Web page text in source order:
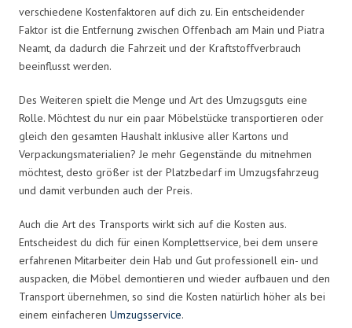
verschiedene Kostenfaktoren auf dich zu. Ein entscheidender
Faktor ist die Entfernung zwischen Offenbach am Main und Piatra
Neamt, da dadurch die Fahrzeit und der Kraftstoffverbrauch
beeinflusst werden.
Des Weiteren spielt die Menge und Art des Umzugsguts eine
Rolle. Möchtest du nur ein paar Möbelstücke transportieren oder
gleich den gesamten Haushalt inklusive aller Kartons und
Verpackungsmaterialien? Je mehr Gegenstände du mitnehmen
möchtest, desto größer ist der Platzbedarf im Umzugsfahrzeug
und damit verbunden auch der Preis.
Auch die Art des Transports wirkt sich auf die Kosten aus.
Entscheidest du dich für einen Komplettservice, bei dem unsere
erfahrenen Mitarbeiter dein Hab und Gut professionell ein- und
auspacken, die Möbel demontieren und wieder aufbauen und den
Transport übernehmen, so sind die Kosten natürlich höher als bei
einem einfacheren Umzugsservice.